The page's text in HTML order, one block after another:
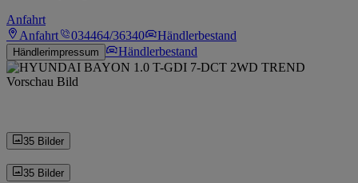
Anfahrt
Anfahrt
034464/36340 Händlerbestand
Händlerimpressum Händlerbestand
35 Bilder
35 Bilder